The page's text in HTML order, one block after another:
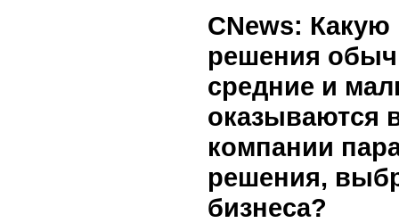
CNews:
решения
средние и
оказываются
компании
решения,
бизнеса?